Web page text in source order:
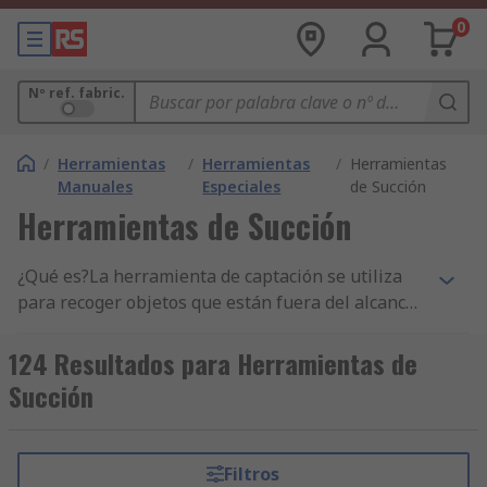
0
Nº ref. fabric.
/ Herramientas
Manuales
/ Herramientas
Especiales
/ Herramientas
de Succión
Herramientas de Succión
¿Qué es?La herramienta de captación se utiliza
para recoger objetos que están fuera del alcance
extremo magnético para recoger materiales
magnéticos, mientras que otras tienen extremos
de garras para recoger piezas no magnéticas. La
potente imán de neodimio en el extremo que
124 Resultados para Herramientas de
Succión
Filtros